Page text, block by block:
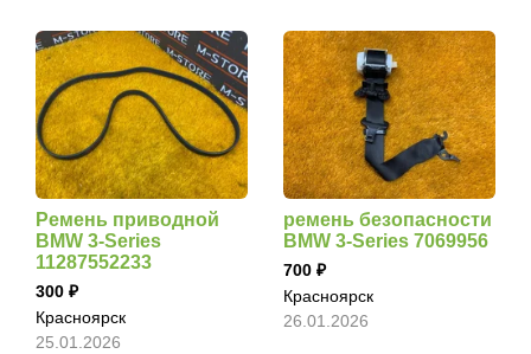
Ремень приводной
BMW 3-Series
11287552233
300
Красноярск
25.01.2026
ремень безопасности
BMW 3-Series 7069956
700
Красноярск
26.01.2026